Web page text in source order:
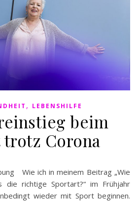
, LEBENSHILFE
beim
trotz Corona
richtige Sportart?“ im Frühjahr
wieder mit Sport beginnen.